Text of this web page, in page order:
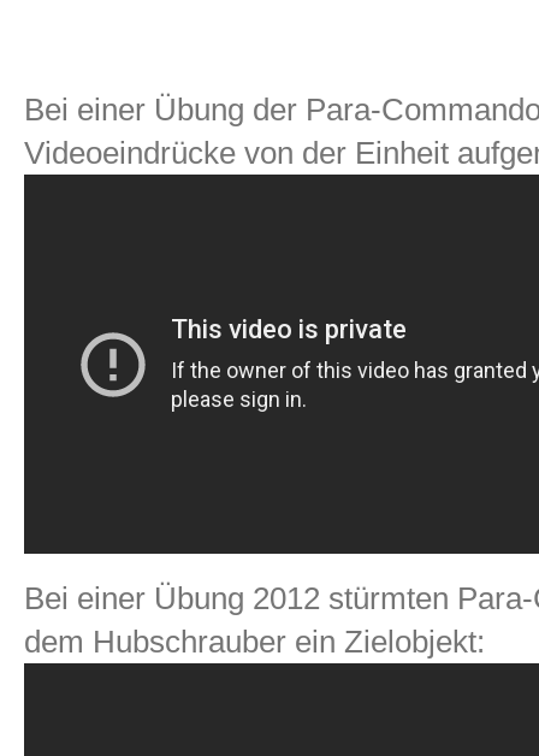
Bei einer Übung der Para-
Videoeindrücke von der Einheit
Bei einer Übung 2012 stürmten
dem Hubschrauber ein Zielobjekt: